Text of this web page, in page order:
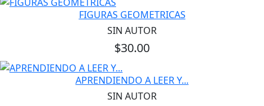
FIGURAS GEOMETRICAS
SIN AUTOR
$30.00
APRENDIENDO A LEER Y...
SIN AUTOR